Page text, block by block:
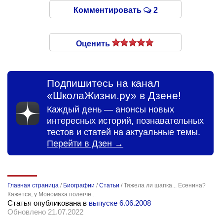
Комментировать 2
Оценить
Подпишитесь на канал
«ШколаЖизни.ру» в Дзене!
Каждый день — анонсы новых
интересных историй, познавательных
тестов и статей на актуальные темы.
Перейти в Дзен →
Главная страница / Биографии /Статьи /Тяжела ли шапка... Есенина?
Кажется, у Мономаха полегче...
Статья опубликована в выпуске 6.06.2008
Обновлено 21.07.2022